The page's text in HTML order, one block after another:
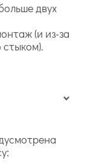
двух
(и из-за